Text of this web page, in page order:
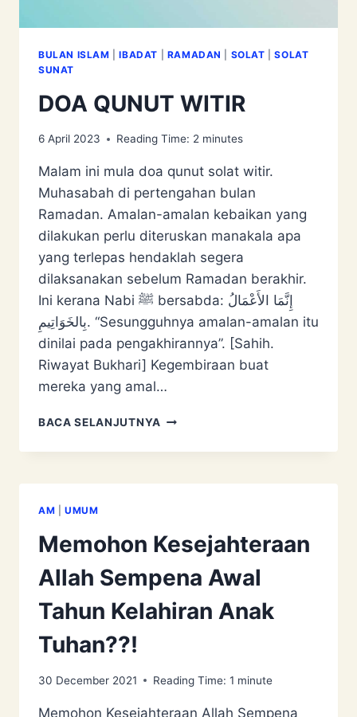
BULAN ISLAM |IBADAT RAMADAN SOLAT |SOLAT
SUNAT
DOA QUNUT WITIR
6 April 2023 Reading Time: 2 minutes
Malam ini mula doa qunut solat witir.
Muhasabah di pertengahan bulan
Ramadan. Amalan-amalan kebaikan yang
dilakukan perlu diteruskan manakala apa
yang terlepas hendaklah segera
dilaksanakan sebelum Ramadan berakhir.
Ini kerana Nabi ﷺ bersabda: إِنَّمَا الأَعْمَالُ
بِالخَوَاتِيمِ. “Sesungguhnya amalan-amalan itu
dinilai pada pengakhirannya”. [Sahih.
Riwayat Bukhari] Kegembiraan buat
mereka yang amal…
BACA SELANJUTNYA DOA
WITIR
AM UMUM
Memohon Kesejahteraan
Allah Sempena Awal
Tahun Kelahiran Anak
Tuhan??!
30 December 2021 Reading Time: 1 minute
Memohon Kesejahteraan Allah Sempena